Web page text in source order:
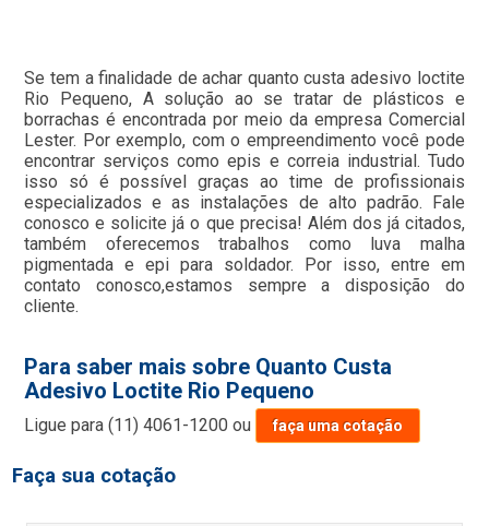
Se tem a finalidade de achar quanto custa adesivo loctite
Rio Pequeno, A solução ao se tratar de plásticos e
borrachas é encontrada por meio da empresa Comercial
Lester. Por exemplo, com o empreendimento você pode
encontrar serviços como epis e correia industrial. Tudo
isso só é possível graças ao time de profissionais
especializados e as instalações de alto padrão. Fale
conosco e solicite já o que precisa! Além dos já citados,
também oferecemos trabalhos como luva malha
pigmentada e epi para soldador. Por isso, entre em
contato conosco,estamos sempre a disposição do
cliente.
Para saber mais sobre Quanto Custa
Adesivo Loctite Rio Pequeno
Ligue para(11) 4061-1200 ou faça uma cotação
Faça sua cotação